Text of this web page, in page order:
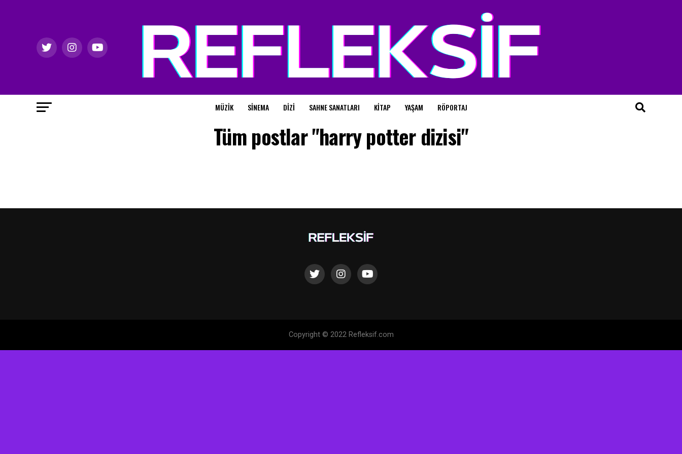
MÜZIK SINEMA DIZI SAHNE SANATLARI KITAP YAŞAM RÖPORTAJ
Tüm postlar "harry potter dizisi"
Copyright © 2022 Refleksif.com